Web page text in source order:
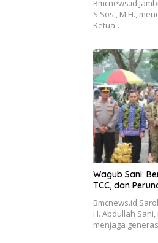
S.Sos., M.H.,
Ketua…
Wagub Sani:
TCC, dan
H. Abdullah
menjaga